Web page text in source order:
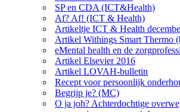
SP en CDA (ICT&Health)
Af? Af! (ICT & Health)
Artikeltje ICT & Health
Artikel Withings Smart Thermo
eMental health en de
Artikel Elsevier 2016
Artikel LOVAH-bulletin
Recept voor persoonlijk
Begrijp je? (MC)
O ja joh? Achterdochtige